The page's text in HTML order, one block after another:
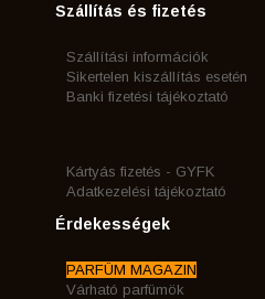
Szállítás és fizetés
Szállítási információk
Sikertelen kiszállítás esetén
Banki fizetési tájékoztató
Kártyás fizetés - GYFK
Adatkezelési tájékoztató
Érdekességek
PARFÜM MAGAZIN
Várható parfümök